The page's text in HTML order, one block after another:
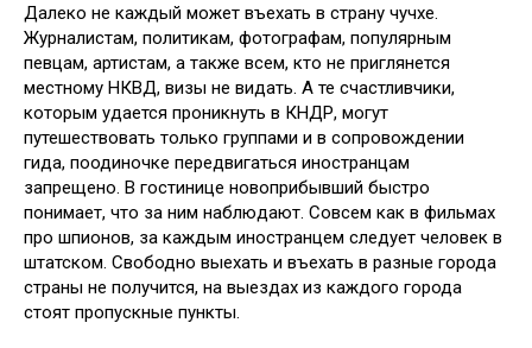
Далеко не каждый может въехать в страну чучхе.
Журналистам, политикам, фотографам, популярным
певцам, артистам, а также всем, кто не приглянется
местному НКВД, визы не видать. А те счастливчики,
которым удается проникнуть в КНДР, могут
путешествовать только группами и в сопровождении
гида, поодиночке передвигаться иностранцам
запрещено. В гостинице новоприбывший быстро
понимает, что за ним наблюдают. Совсем как в фильмах
про шпионов, за каждым иностранцем следует человек в
штатском. Свободно выехать и въехать в разные города
страны не получится, на выездах из каждого города
стоят пропускные пункты.